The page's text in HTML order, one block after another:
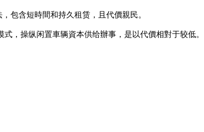
包含短時間和持久租赁，且代價親民。
式，操纵闲置車辆資本供给辦事，是以代價相對于较低。